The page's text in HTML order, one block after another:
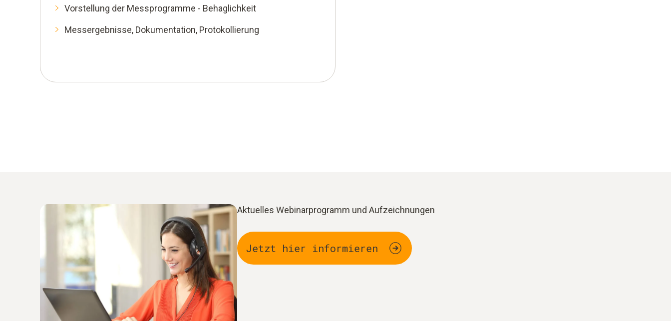
Vorstellung der Messprogramme - Behaglichkeit
Messergebnisse, Dokumentation, Protokollierung
Aktuelles Webinarprogramm und Aufzeichnungen
Jetzt hier informieren